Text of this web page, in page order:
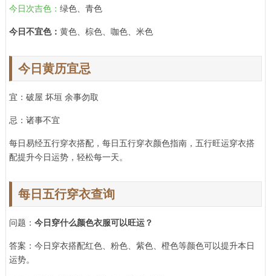
今日次吉色： 绿色、青色
今日不宜色： 黄色、棕色、咖色、米色
今日黄历宜忌
宜： 破屋 坏垣 余事勿取
忌：诸事不宜
每日易经五行穿衣搭配，每日五行穿衣颜色指南，五行旺运穿衣搭
配提升今日运势，轻松每一天。
每日五行穿衣查询
问题： 今日穿什么颜色衣服可以旺运？
答案：今日穿衣搭配红色、粉色、紫色、橙色等颜色可以提升本日
运势。